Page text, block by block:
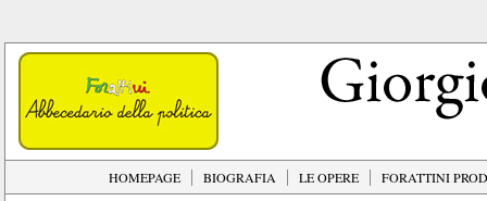
HOMEPAGE BIOGRAFIA LE OPERE FORATTINI